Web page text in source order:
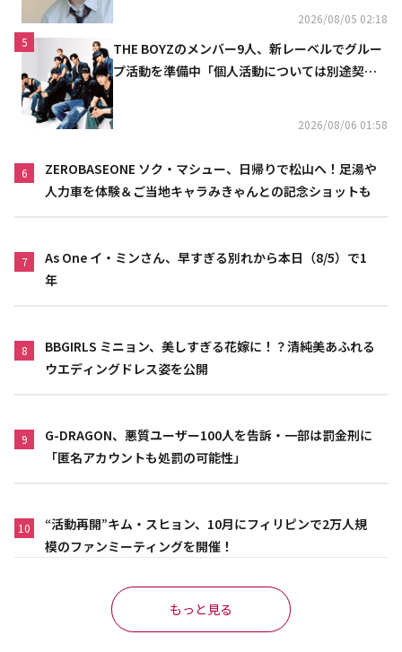
2026/08/05 02:18
5
THE BOYZのメンバー9人、新レーベルでグルー
プ活動を準備中「個人活動については別途契約
2026/08/06 01:58
6
ZEROBASEONE ソク・マシュー、日帰りで松山へ！足湯や
人力車を体験＆ご当地キャラみきゃんとの記念ショットも
7
As One イ・ミンさん、早すぎる別れから本日（8/5）で1
年
8
BBGIRLS ミニョン、美しすぎる花嫁に！？清純美あふれる
ウエディングドレス姿を公開
9
G-DRAGON、悪質ユーザー100人を告訴・一部は罰金刑に
「匿名アカウントも処罰の可能性」
10
“活動再開”キム・スヒョン、10月にフィリピンで2万人規
模のファンミーティングを開催！
もっと見る